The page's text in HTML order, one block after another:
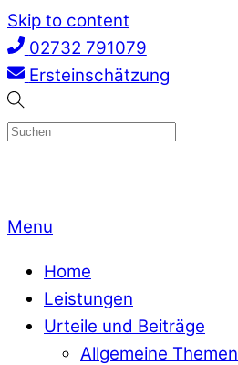
Skip to content
02732 791079
Ersteinschätzung
Menu
Home
Leistungen
Urteile und Beiträge
Allgemeine Themen